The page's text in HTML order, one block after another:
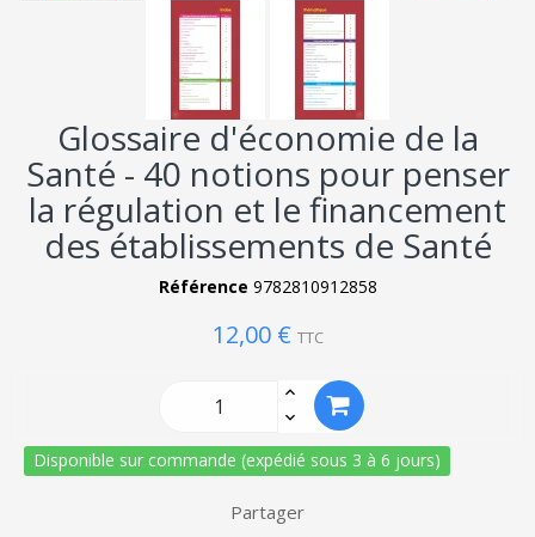
Glossaire d'économie de la
Santé - 40 notions pour penser
la régulation et le financement
des établissements de Santé
Référence 9782810912858
12,00 € TTC
Disponible sur commande (expédié sous 3 à 6 jours)
Partager